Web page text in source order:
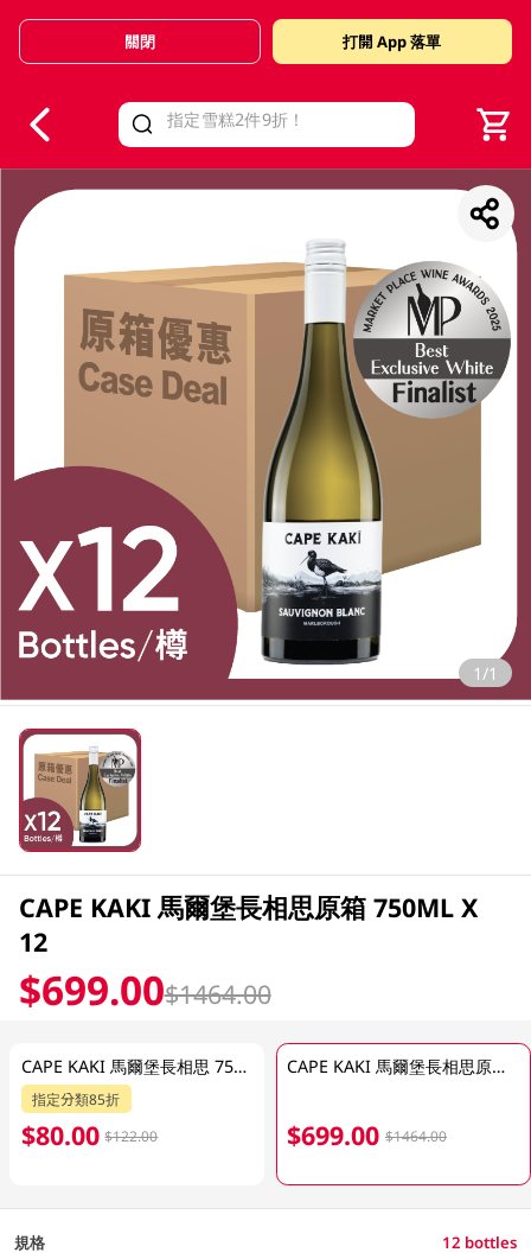
Valid Until 30 June 2026
關閉 打開 App 落單
1/1
CAPE KAKI 馬爾堡長相思原箱 750ML X
12
$699.00$1464.00
CAPE KAKI 馬爾堡長相思 750ML
指定分類85折
$80.00 $122.00
CAPE KAKI 馬爾堡長相思原箱 750ML X 12
$699.00 $1464.00
規格 12 bottles